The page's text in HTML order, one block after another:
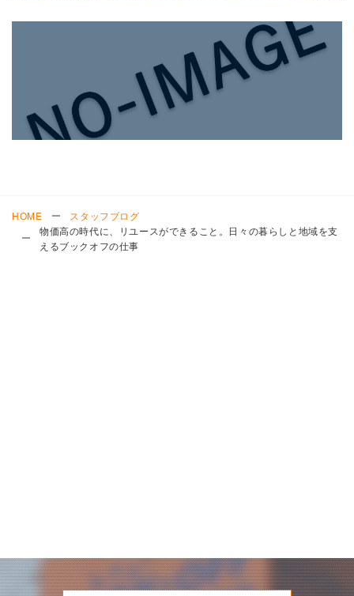
HOME
スタッフブログ
物価高の時代に、リユースができること。日々の暮らしと地域を支
えるブックオフの仕事